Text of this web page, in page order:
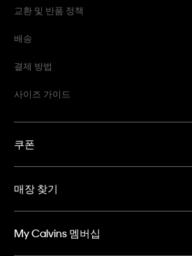
교환 및 반품 정책
배송
결제 방법
사이즈 가이드
쿠폰
매장 찾기
My Calvins 멤버십